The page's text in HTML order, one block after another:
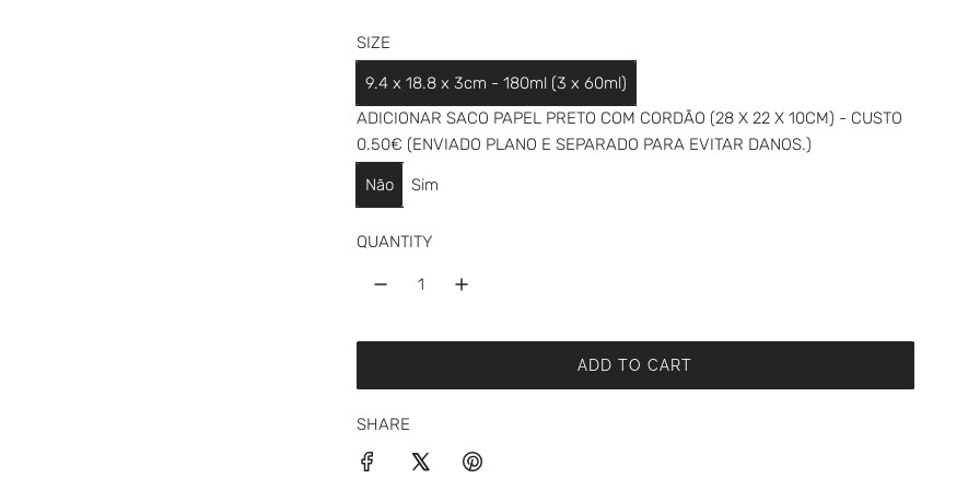
r
p
r
i
c
e
SIZE
9.4 x 18.8 x 3cm - 180ml (3 x 60ml)
ADICIONAR SACO PAPEL PRETO COM CORDÃO (28 X 22 X 10CM) - CUSTO
0.50€ (ENVIADO PLANO E SEPARADO PARA EVITAR DANOS.)
Não Sim
QUANTITY
ADD TO CART
L
SHARE